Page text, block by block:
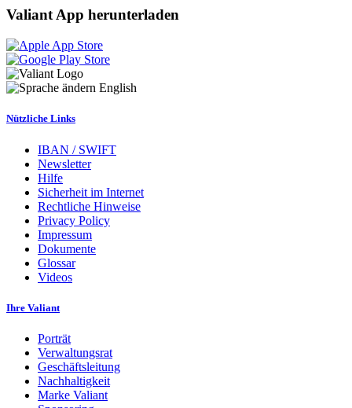
Valiant App herunterladen
English
Nützliche Links
IBAN / SWIFT
Newsletter
Hilfe
Sicherheit im Internet
Rechtliche Hinweise
Privacy Policy
Impressum
Dokumente
Glossar
Videos
Ihre Valiant
Porträt
Verwaltungsrat
Geschäftsleitung
Nachhaltigkeit
Marke Valiant